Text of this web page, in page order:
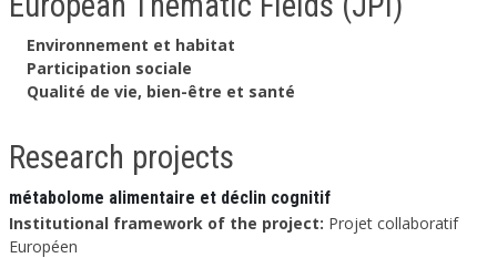
Environnement et habitat
Participation sociale
Qualité de vie, bien-être et santé
Research projects
métabolome alimentaire et déclin cognitif
Institutional framework of the project: Projet collaboratif
Européen